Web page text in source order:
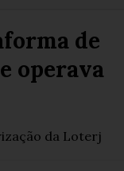
de
operava
da Loterj